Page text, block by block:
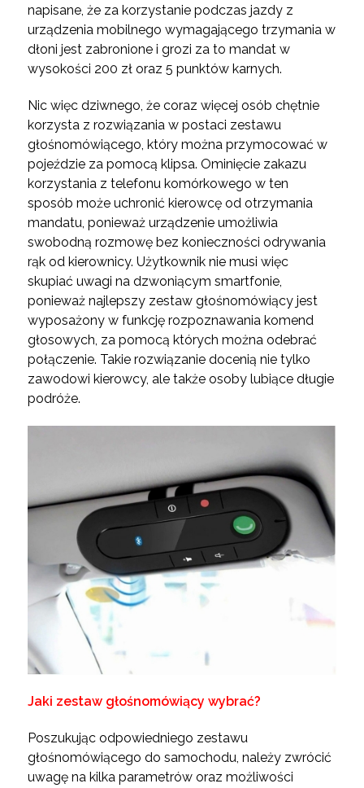
napisane, że za korzystanie podczas jazdy z
urządzenia mobilnego wymagającego trzymania w
dłoni jest zabronione i grozi za to mandat w
wysokości 200 zł oraz 5 punktów karnych.
Nic więc dziwnego, że coraz więcej osób chętnie
korzysta z rozwiązania w postaci zestawu
głośnomówiącego, który można przymocować w
pojeździe za pomocą klipsa. Ominięcie zakazu
korzystania z telefonu komórkowego w ten
sposób może uchronić kierowcę od otrzymania
mandatu, ponieważ urządzenie umożliwia
swobodną rozmowę bez konieczności odrywania
rąk od kierownicy. Użytkownik nie musi więc
skupiać uwagi na dzwoniącym smartfonie,
ponieważ najlepszy zestaw głośnomówiący jest
wyposażony w funkcję rozpoznawania komend
głosowych, za pomocą których można odebrać
połączenie. Takie rozwiązanie docenią nie tylko
zawodowi kierowcy, ale także osoby lubiące długie
podróże.
Jaki zestaw głośnomówiący wybrać?
Poszukując odpowiedniego zestawu
głośnomówiącego do samochodu, należy zwrócić
uwagę na kilka parametrów oraz możliwości